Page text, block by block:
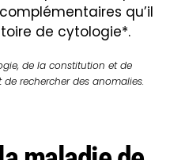
qu’il
de cytologie*.
de la constitution et de
rechercher des anomalies.